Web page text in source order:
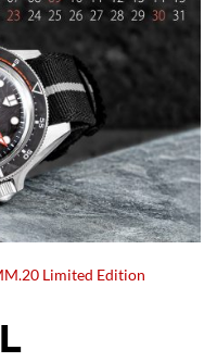
Limited Edition